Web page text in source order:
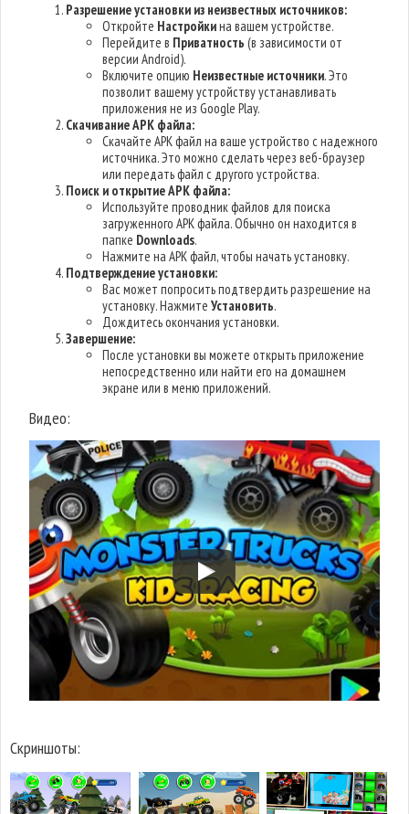
Разрешение установки из неизвестных источников:
Откройте Настройкина вашем устройстве.
Перейдите в Приватность (в зависимости от
версии Android).
Включите опцию Неизвестные источники. Это
позволит вашему устройству устанавливать
приложения не из Google Play.
Скачивание APK файла:
Скачайте APK файл на ваше устройство с надежного
источника. Это можно сделать через веб-браузер
или передать файл с другого устройства.
Поиск и открытие APK файла:
Используйте проводник файлов для поиска
загруженного APK файла. Обычно он находится в
папке Downloads.
Нажмите на APK файл, чтобы начать установку.
Подтверждение установки:
Вас может попросить подтвердить разрешение на
установку. НажмитеУстановить.
Дождитесь окончания установки.
Завершение:
После установки вы можете открыть приложение
непосредственно или найти его на домашнем
экране или в меню приложений.
Видео:
Скриншоты: